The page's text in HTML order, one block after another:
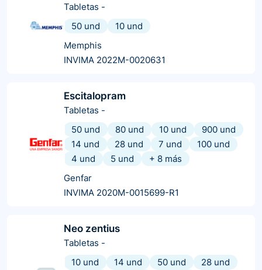
Tabletas -
50 und
10 und
Memphis
INVIMA 2022M-0020631
Escitalopram
Tabletas -
50 und
80 und 10 und
900 und
14 und
28 und 7 und
100 und
4 und
5 und + 8 más
Genfar
INVIMA 2020M-0015699-R1
Neo zentius
Tabletas -
10 und
14 und 50 und
28 und